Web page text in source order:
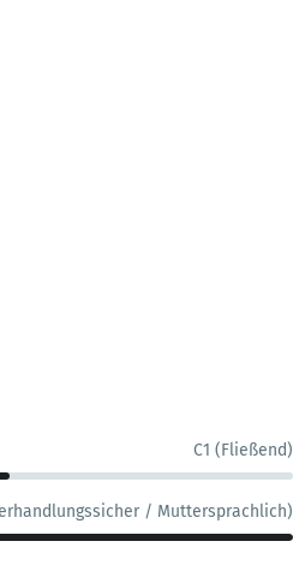
C1 (Fließend)
/ Muttersprachlich)